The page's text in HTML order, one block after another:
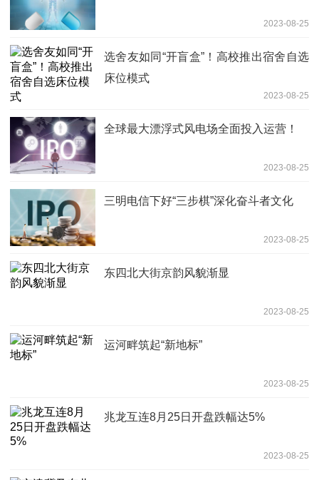
2023-08-25
选舍友如同“开盲盒”！高校推出宿舍自选
床位模式
2023-08-25
全球最大漂浮式风电场全面投入运营！
2023-08-25
三明电信下好“三步棋”深化奋斗者文化
2023-08-25
东四北大街京韵风貌渐显
2023-08-25
运河畔筑起“新地标”
2023-08-25
兆龙互连8月25日开盘跌幅达5%
2023-08-25